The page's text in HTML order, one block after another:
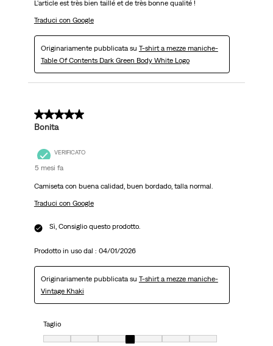
L'article est très bien taillé et de très bonne qualité !
Traduci con Google
Originariamente pubblicata su T-shirt a mezze maniche-
Table Of Contents Dark Green Body White Logo
5 su 5 stelle.
Bonita
VERIFICATO
5 mesi fa
Camiseta con buena calidad, buen bordado, talla normal.
Traduci con Google
Sì, Consiglio questo prodotto.
Prodotto in uso dal : 04/01/2026
Originariamente pubblicata su T-shirt a mezze maniche-
Vintage Khaki
Taglio
Taglio, 4 su 7, dove 1 è uguale a Molto aderente e 7 è uguale a Molto